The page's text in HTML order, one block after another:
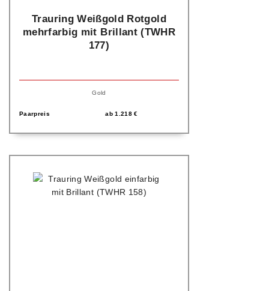
Trauring Weißgold Rotgold
mehrfarbig mit Brillant (TWHR
177)
Gold
Paarpreis ab1.218€